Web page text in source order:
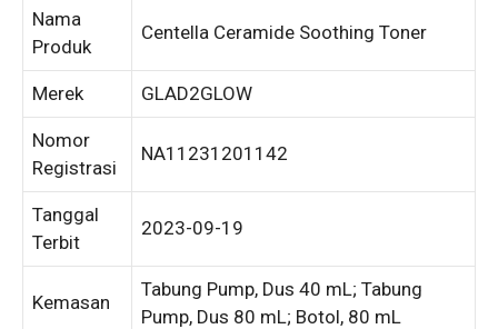
Nama
Produk
Centella Ceramide Soothing Toner
Merek GLAD2GLOW
Nomor
Registrasi
NA11231201142
Tanggal
Terbit
2023-09-19
Kemasan
Tabung Pump, Dus 40 mL; Tabung
Pump, Dus 80 mL; Botol, 80 mL